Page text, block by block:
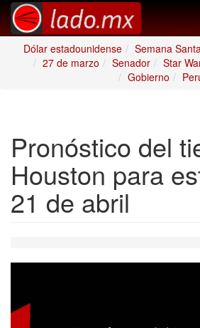
Dólar estadounidense
Semana
27 de marzo
Senador Star
Gobierno
Pronóstico del
Houston para
21 de abril